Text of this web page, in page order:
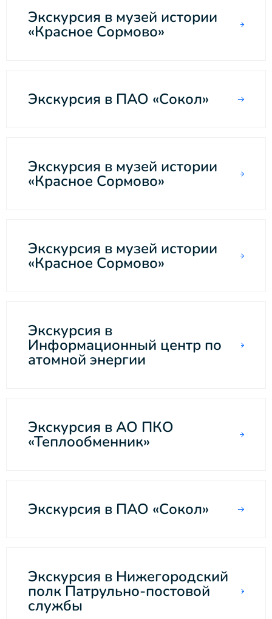
Экскурсия в музей истории
«Красное Сормово»
Экскурсия в ПАО «Сокол»
Экскурсия в музей истории
«Красное Сормово»
Экскурсия в музей истории
«Красное Сормово»
Экскурсия в
Информационный центр по
атомной энергии
Экскурсия в АО ПКО
«Теплообменник»
Экскурсия в ПАО «Сокол»
Экскурсия в Нижегородский
полк Патрульно-постовой
службы